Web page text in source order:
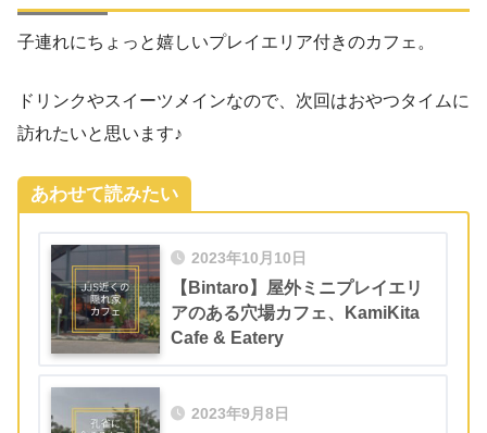
子連れにちょっと嬉しいプレイエリア付きのカフェ。
ドリンクやスイーツメインなので、次回はおやつタイムに
訪れたいと思います♪
あわせて読みたい
2023年10月10日
【Bintaro】屋外ミニプレイエリ
アのある穴場カフェ、KamiKita
Cafe & Eatery
2023年9月8日